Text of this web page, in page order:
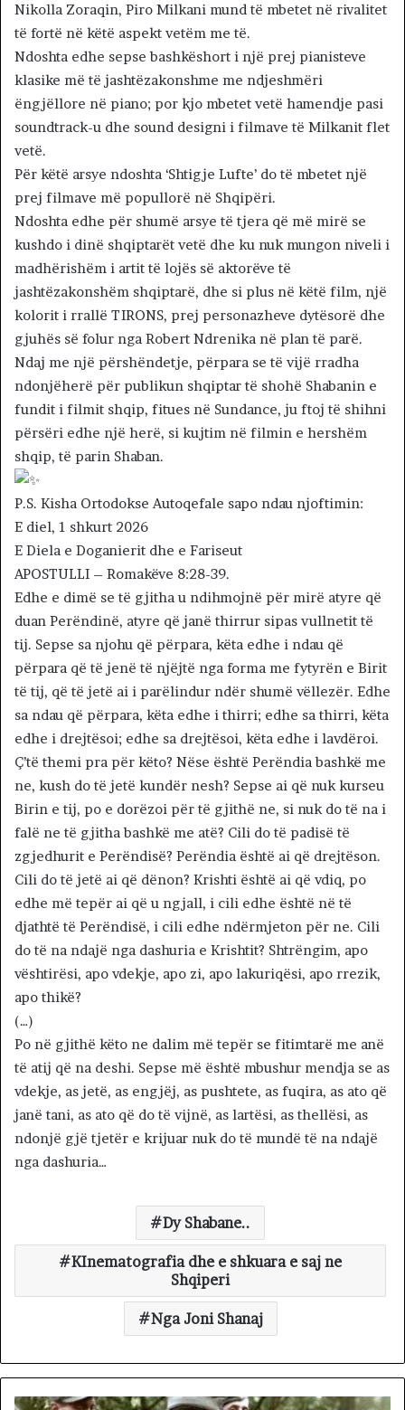
Nikolla Zoraqin, Piro Milkani mund të mbetet në rivalitet
të fortë në këtë aspekt vetëm me të.
Ndoshta edhe sepse bashkëshort i një prej pianisteve
klasike më të jashtëzakonshme me ndjeshmëri
ëngjëllore në piano; por kjo mbetet vetë hamendje pasi
soundtrack-u dhe sound designi i filmave të Milkanit flet
vetë.
Për këtë arsye ndoshta ‘Shtigje Lufte’ do të mbetet një
prej filmave më popullorë në Shqipëri.
Ndoshta edhe për shumë arsye të tjera që më mirë se
kushdo i dinë shqiptarët vetë dhe ku nuk mungon niveli i
madhërishëm i artit të lojës së aktorëve të
jashtëzakonshëm shqiptarë, dhe si plus në këtë film, një
kolorit i rrallë TIRONS, prej personazheve dytësorë dhe
gjuhës së folur nga Robert Ndrenika në plan të parë.
Ndaj me një përshëndetje, përpara se të vijë rradha
ndonjëherë për publikun shqiptar të shohë Shabanin e
fundit i filmit shqip, fitues në Sundance, ju ftoj të shihni
përsëri edhe një herë, si kujtim në filmin e hershëm
shqip, të parin Shaban.
P.S. Kisha Ortodokse Autoqefale sapo ndau njoftimin:
E diel, 1 shkurt 2026
E Diela e Doganierit dhe e Fariseut
APOSTULLI – Romakëve 8:28-39.
Edhe e dimë se të gjitha u ndihmojnë për mirë atyre që
duan Perëndinë, atyre që janë thirrur sipas vullnetit të
tij. Sepse sa njohu që përpara, këta edhe i ndau që
përpara që të jenë të njëjtë nga forma me fytyrën e Birit
të tij, që të jetë ai i parëlindur ndër shumë vëllezër. Edhe
sa ndau që përpara, këta edhe i thirri; edhe sa thirri, këta
edhe i drejtësoi; edhe sa drejtësoi, këta edhe i lavdëroi.
Ç’të themi pra për këto? Nëse është Perëndia bashkë me
ne, kush do të jetë kundër nesh? Sepse ai që nuk kurseu
Birin e tij, po e dorëzoi për të gjithë ne, si nuk do të na i
falë ne të gjitha bashkë me atë? Cili do të padisë të
zgjedhurit e Perëndisë? Perëndia është ai që drejtëson.
Cili do të jetë ai që dënon? Krishti është ai që vdiq, po
edhe më tepër ai që u ngjall, i cili edhe është në të
djathtë të Perëndisë, i cili edhe ndërmjeton për ne. Cili
do të na ndajë nga dashuria e Krishtit? Shtrëngim, apo
vështirësi, apo vdekje, apo zi, apo lakuriqësi, apo rrezik,
apo thikë?
(…)
Po në gjithë këto ne dalim më tepër se fitimtarë me anë
të atij që na deshi. Sepse më është mbushur mendja se as
vdekje, as jetë, as engjëj, as pushtete, as fuqira, as ato që
janë tani, as ato që do të vijnë, as lartësi, as thellësi, as
ndonjë gjë tjetër e krijuar nuk do të mundë të na ndajë
nga dashuria…
Dy Shabane..
KInematografia dhe e shkuara e saj ne
Shqiperi
Nga Joni Shanaj